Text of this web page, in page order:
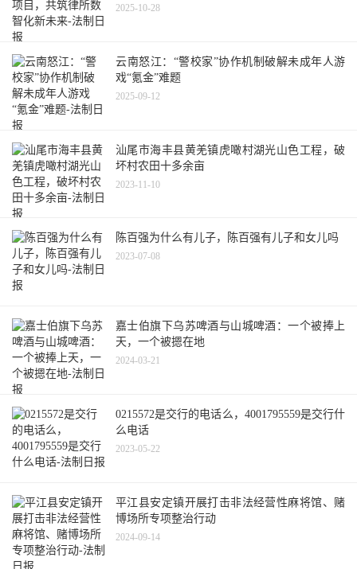
2025-10-28
云南怒江：“警校家”协作机制破解未成年人游
戏“氪金”难题
2025-09-12
汕尾市海丰县黄羌镇虎噉村湖光山色工程，破
坏村农田十多余亩
2023-11-10
陈百强为什么有儿子，陈百强有儿子和女儿吗
2023-07-08
嘉士伯旗下乌苏啤酒与山城啤酒：一个被捧上
天，一个被摁在地
2024-03-21
0215572是交行的电话么，4001795559是交行什
么电话
2023-05-22
平江县安定镇开展打击非法经营性麻将馆、赌
博场所专项整治行动
2024-09-14